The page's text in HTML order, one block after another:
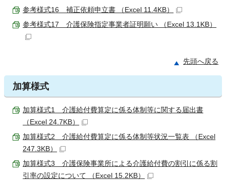
参考様式16 補正依頼申立書 （Excel 11.4KB）
参考様式17 介護保険指定事業者証明願い （Excel 13.1KB）
先頭へ戻る
加算様式
加算様式1 介護給付費算定に係る体制等に関する届出書
（Excel 24.7KB）
加算様式2 介護給付費算定に係る体制等状況一覧表 （Excel
247.3KB）
加算様式3 介護保険事業所による介護給付費の割引に係る割
引率の設定について （Excel 15.2KB）